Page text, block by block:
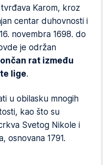
Karom, kroz
centar duhovnosti i
novembra 1698. do
je održan
rat između
lige.
u obilasku mnogih
kao što su
Svetog Nikole i
osnovana 1791.